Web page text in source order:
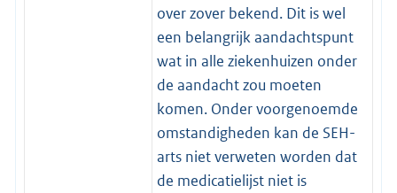
over zover bekend. Dit is wel
een belangrijk aandachtspunt
wat in alle ziekenhuizen onder
de aandacht zou moeten
komen. Onder voorgenoemde
omstandigheden kan de SEH-
arts niet verweten worden dat
de medicatielijst niet is